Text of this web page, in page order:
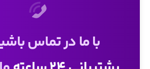
با ما در تماس